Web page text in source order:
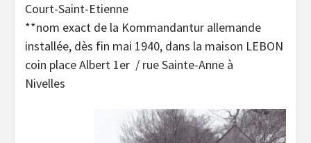
Court-Saint-Etienne
**nom exact de la Kommandantur allemande
installée, dès fin mai 1940, dans la maison LEBON
coin place Albert 1er / rue Sainte-Anne à
Nivelles